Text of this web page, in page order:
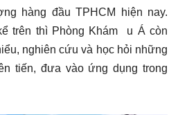
hàng đầu TPHCM hiện nay.
trên thì Phòng Khám u Á còn
nghiên cứu và học hỏi những
tiến, đưa vào ứng dụng trong